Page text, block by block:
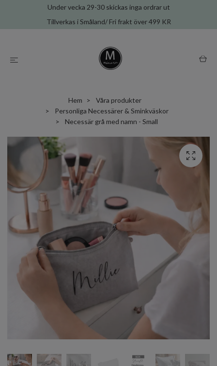
Under vecka 29-30 skickas inga ordrar ut
Tillverkas i Småland/ Fri frakt över 499 KR
Hem
Våra produkter
Personliga Necessärer & Sminkväskor
Necessär grå med namn - Small